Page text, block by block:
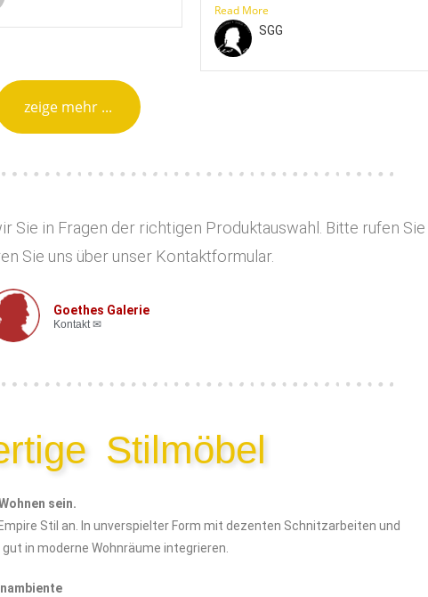
Read More
SGG
zeige mehr ...
Sie in Fragen der richtigen Produktauswahl. Bitte rufen Sie
Sie uns über unser Kontaktformular.
Goethes Galerie
Kontakt ✉
Stilmöbel
sein.
Stil an. In unverspielter Form mit dezenten Schnitzarbeiten und
in moderne Wohnräume integrieren.